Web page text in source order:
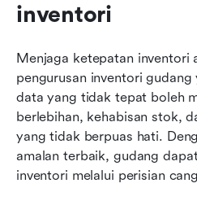
inventori
Menjaga ketepatan inventori
pengurusan inventori
data yang tidak tepat boleh
berlebihan, kehabisan stok,
yang tidak berpuas hati.
amalan terbaik, gudang
inventori melalui perisian